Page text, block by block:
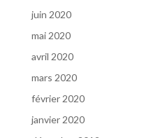
juin 2020
mai 2020
avril 2020
mars 2020
février 2020
janvier 2020